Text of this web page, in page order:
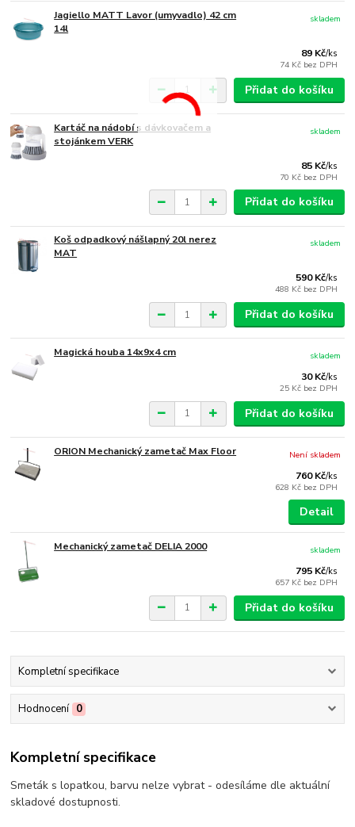
Jagiello MATT Lavor (umyvadlo) 42 cm
14l
89 Kč/ks
74 Kč bez DPH
skladem
Přidat do košíku
Kartáč na nádobí s dávkovačem a
stojánkem VERK
85 Kč/ks
70 Kč bez DPH
skladem
Přidat do košíku
Koš odpadkový nášlapný 20l nerez
MAT
590 Kč/ks
488 Kč bez DPH
skladem
Přidat do košíku
Magická houba 14x9x4 cm
30 Kč/ks
25 Kč bez DPH
skladem
Přidat do košíku
ORION Mechanický zametač Max Floor
760 Kč/ks
628 Kč bez DPH
Není skladem
Detail
Mechanický zametač DELIA 2000
795 Kč/ks
657 Kč bez DPH
skladem
Přidat do košíku
Kompletní specifikace
Hodnocení 0
Kompletní specifikace
Smeták s lopatkou, barvu nelze vybrat - odesíláme dle aktuální
skladové dostupnosti.